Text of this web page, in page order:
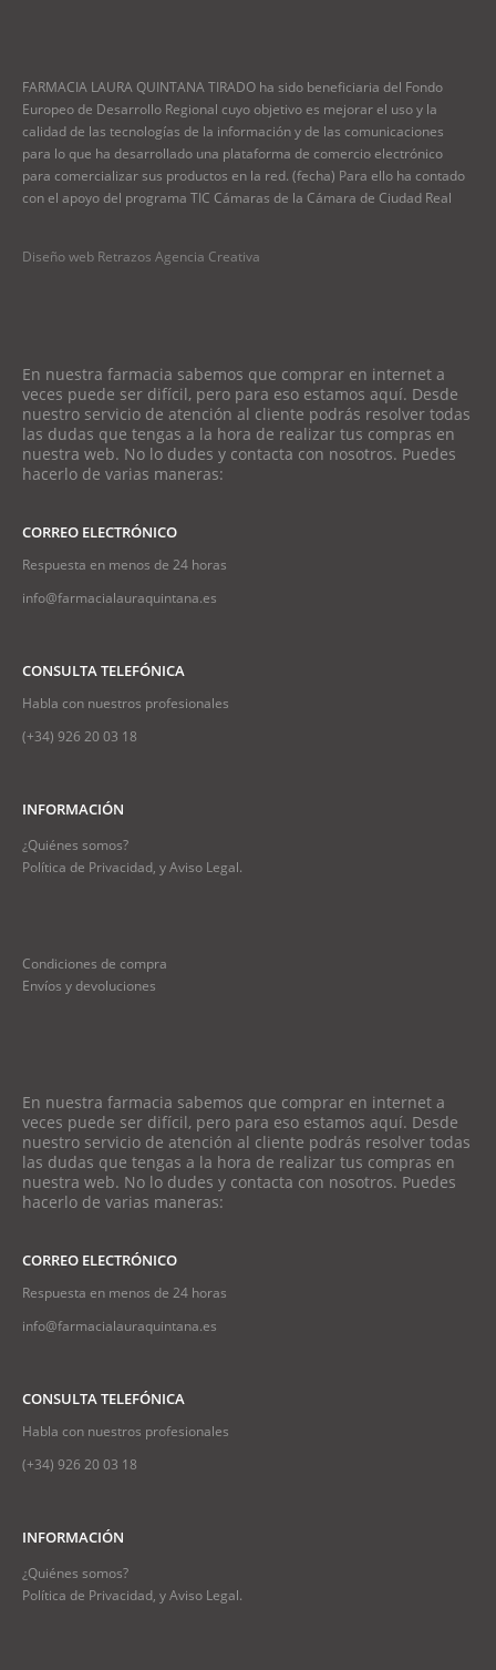
FARMACIA LAURA QUINTANA TIRADO ha sido beneficiaria del Fondo
Europeo de Desarrollo Regional cuyo objetivo es mejorar el uso y la
calidad de las tecnologías de la información y de las comunicaciones
para lo que ha desarrollado una plataforma de comercio electrónico
para comercializar sus productos en la red. (fecha) Para ello ha contado
con el apoyo del programa TIC Cámaras de la Cámara de Ciudad Real
Diseño web Retrazos Agencia Creativa
En nuestra farmacia sabemos que comprar en internet a
veces puede ser difícil, pero para eso estamos aquí. Desde
nuestro servicio de atención al cliente podrás resolver todas
las dudas que tengas a la hora de realizar tus compras en
nuestra web. No lo dudes y contacta con nosotros. Puedes
hacerlo de varias maneras:
CORREO ELECTRÓNICO
Respuesta en menos de 24 horas
info@farmacialauraquintana.es
CONSULTA TELEFÓNICA
Habla con nuestros profesionales
(+34) 926 20 03 18
INFORMACIÓN
¿Quiénes somos?
Política de Privacidad, y Aviso Legal.
Condiciones de compra
Envíos y devoluciones
En nuestra farmacia sabemos que comprar en internet a
veces puede ser difícil, pero para eso estamos aquí. Desde
nuestro servicio de atención al cliente podrás resolver todas
las dudas que tengas a la hora de realizar tus compras en
nuestra web. No lo dudes y contacta con nosotros. Puedes
hacerlo de varias maneras:
CORREO ELECTRÓNICO
Respuesta en menos de 24 horas
info@farmacialauraquintana.es
CONSULTA TELEFÓNICA
Habla con nuestros profesionales
(+34) 926 20 03 18
INFORMACIÓN
¿Quiénes somos?
Política de Privacidad, y Aviso Legal.